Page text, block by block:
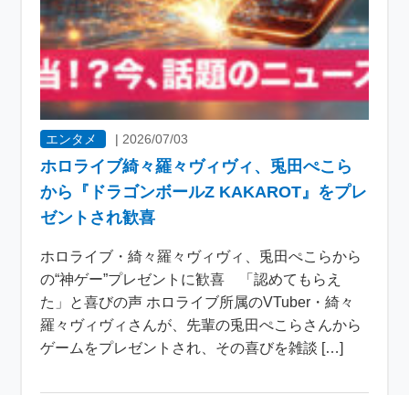
エンタメ |2026/07/03
ホロライブ綺々羅々ヴィヴィ、兎田ぺこら
から『ドラゴンボールZ KAKAROT』をプレ
ゼントされ歓喜
ホロライブ・綺々羅々ヴィヴィ、兎田ぺこらから
の“神ゲー”プレゼントに歓喜 「認めてもらえ
た」と喜びの声 ホロライブ所属のVTuber・綺々
羅々ヴィヴィさんが、先輩の兎田ぺこらさんから
ゲームをプレゼントされ、その喜びを雑談 […]